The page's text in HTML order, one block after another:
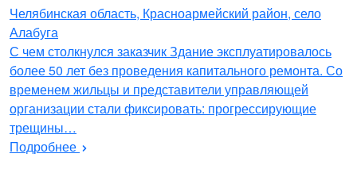
Челябинская область, Красноармейский район, село
Алабуга
С чем столкнулся заказчик Здание эксплуатировалось
более 50 лет без проведения капитального ремонта. Со
временем жильцы и представители управляющей
организации стали фиксировать: прогрессирующие
трещины…
Подробнее